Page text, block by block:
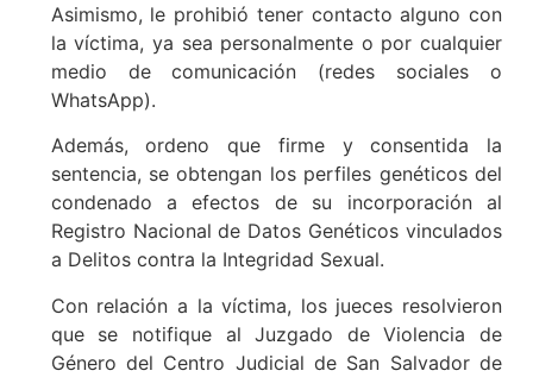
Asimismo, le prohibió tener contacto alguno con
la víctima, ya sea personalmente o por cualquier
medio de comunicación (redes sociales o
WhatsApp).
Además, ordeno que firme y consentida la
sentencia, se obtengan los perfiles genéticos del
condenado a efectos de su incorporación al
Registro Nacional de Datos Genéticos vinculados
a Delitos contra la Integridad Sexual.
Con relación a la víctima, los jueces resolvieron
que se notifique al Juzgado de Violencia de
Género del Centro Judicial de San Salvador de